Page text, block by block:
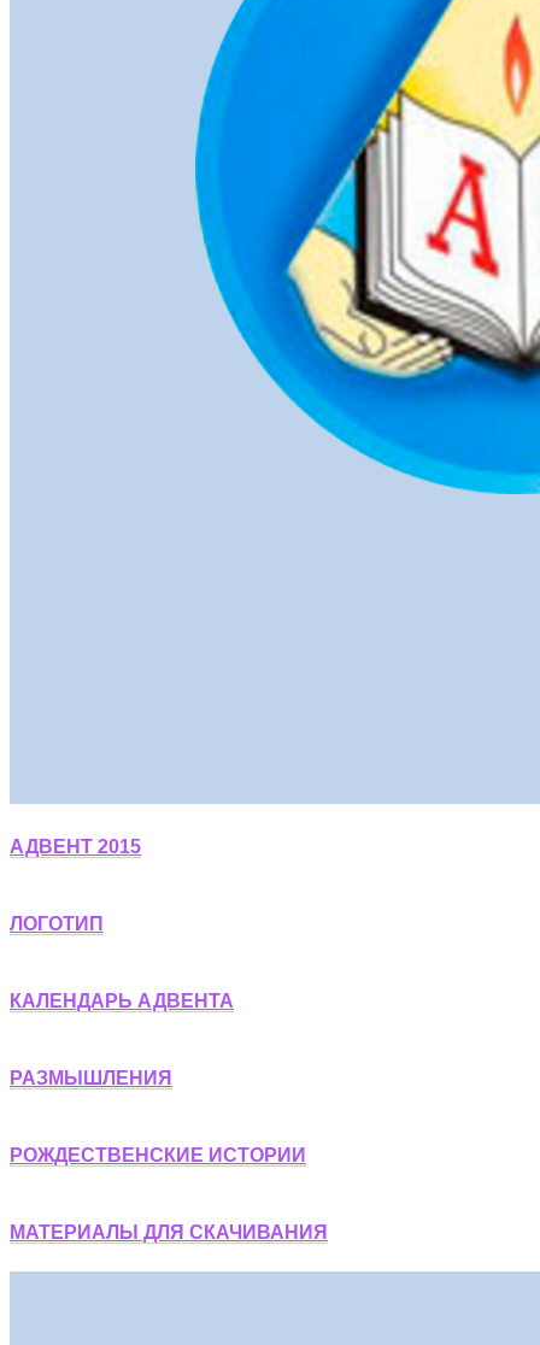
АДВЕНТ 2015
ЛОГОТИП
КАЛЕНДАРЬ АДВЕНТА
РАЗМЫШЛЕНИЯ
РОЖДЕСТВЕНСКИЕ ИСТОРИИ
МАТЕРИАЛЫ ДЛЯ СКАЧИВАНИЯ